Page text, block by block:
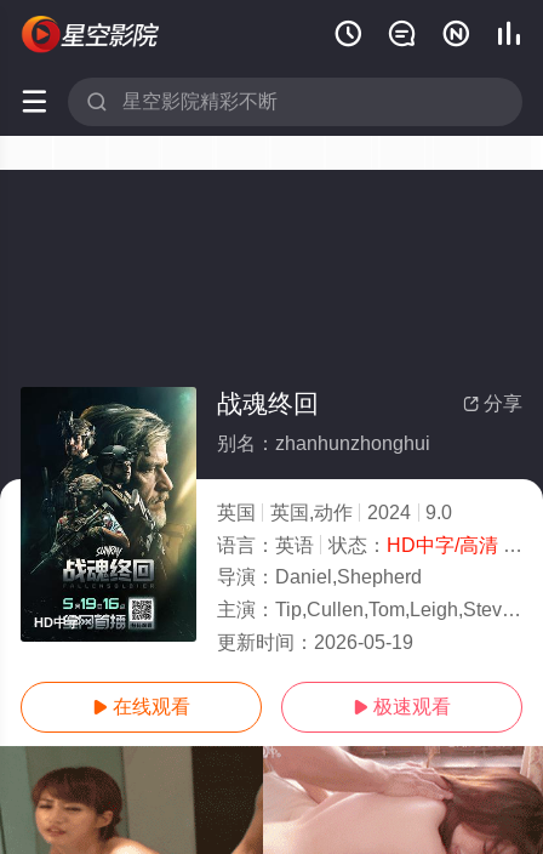
   
 
HD中字
 分享
战魂终回
别名：zhanhunzhonghui
英国 英国,动作 2024
9.0
语言： 英语 状态： HD中字/高清- 免费观看
导演： Daniel,Shepherd
主演： Tip,Cullen,Tom,Leigh,Steven,Blades,Luke,Solomon
更新时间： 2026-05-19
 在线观看  极速观看